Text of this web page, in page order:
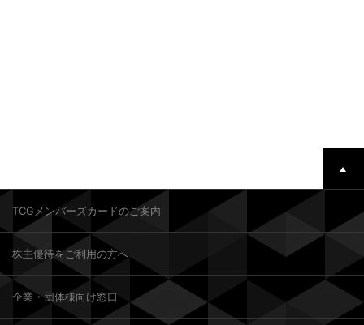
TCGメンバーズカードのご案内
株主優待をご利用の方へ
企業・団体様向け窓口